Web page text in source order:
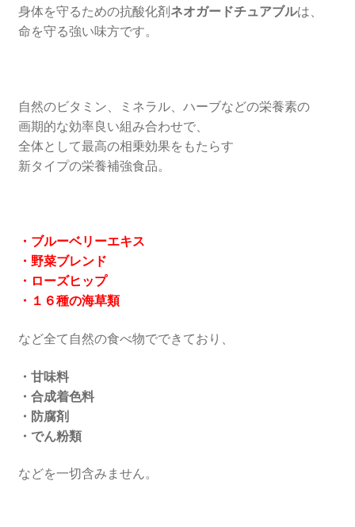
身体を守るための抗酸化剤ネオガードチュアブルは、
命を守る強い味方です。
自然のビタミン、ミネラル、ハーブなどの栄養素の
画期的な効率良い組み合わせで、
全体として最高の相乗効果をもたらす
新タイプの栄養補強食品。
・ブルーベリーエキス
・野菜ブレンド
・ローズヒップ
・１６種の海草類
など全て自然の食べ物でできており、
・甘味料
・合成着色料
・防腐剤
・でん粉類
などを一切含みません。